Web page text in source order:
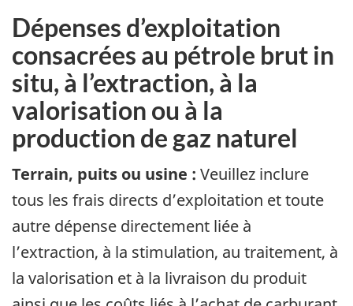
Dépenses d’exploitation
consacrées au pétrole brut in
situ, à l’extraction, à la
valorisation ou à la
production de gaz naturel
Terrain, puits ou usine : Veuillez inclure
tous les frais directs d’exploitation et toute
autre dépense directement liée à
l’extraction, à la stimulation, au traitement, à
la valorisation et à la livraison du produit